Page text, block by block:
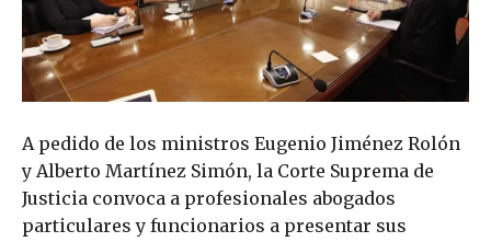
A pedido de los ministros Eugenio Jiménez Rolón
y Alberto Martínez Simón, la Corte Suprema de
Justicia convoca a profesionales abogados
particulares y funcionarios a presentar sus